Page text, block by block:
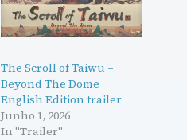
The Scroll of Taiwu –
Beyond The Dome
English Edition trailer
Junho 1, 2026
In "Trailer"